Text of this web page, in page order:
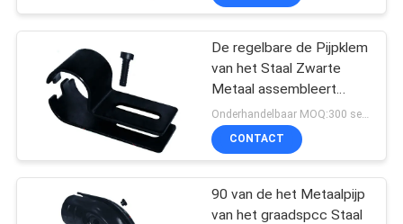
De regelbare de Pijpklem
van het Staal Zwarte
Metaal assembleert
Flexibel het Rekken
Systeem
CONTACT
90 van de het Metaalpijp
van het graadspcc Staal